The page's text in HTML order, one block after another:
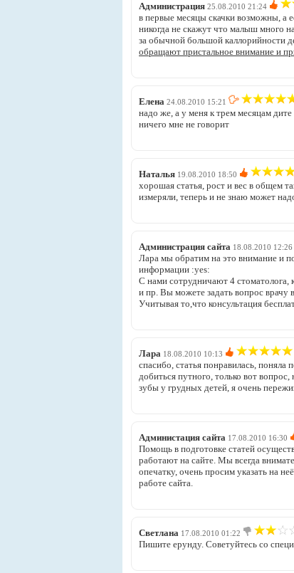
Администрация 25.08.2010 21:24
в первые месяцы скачки возможны, а
никогда не скажут что малыш много
за обычной большой каллорийности
обращают пристальное внимание и
Елена 24.08.2010 15:21
надо же, а у меня к трем месяцам
ничего мне не говорит
Наталья 19.08.2010 18:50
хорошая статья, рост и вес в общем
измеряли, теперь и не знаю может
Администрация сайта 18.08.2010 12:26
Лара мы обратим на это внимание и
информации :yes:
С нами сотрудничают 4 стоматолога,
и пр. Вы можете задать вопрос врачу
Учитывая то,что консультация
Лара 18.08.2010 10:13
спасибо, статья понравилась, поняла
добиться путного, только вот
зубы у грудных детей, я очень
Администация сайта 17.08.2010 16:30
Помощь в подготовке статей
работают на сайте. Мы всегда
опечатку, очень просим указать на
работе сайта.
Светлана 17.08.2010 01:22
Пишите ерунду. Советуйтесь со